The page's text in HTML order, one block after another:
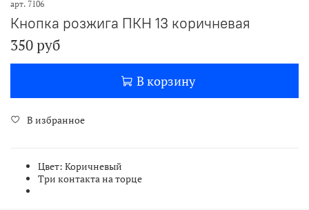
арт. 7106
Кнопка розжига ПКН 13 коричневая
350 руб
В корзину
В избранное
Цвет: Коричневый
Три контакта на торце